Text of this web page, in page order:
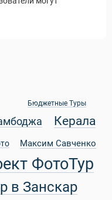
Статьи
Бюджетные Туры
Керала
Максим Савченко
ФотоТур
в Занскар